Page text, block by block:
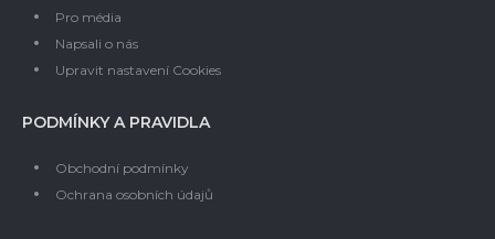
Pro média
Napsali o nás
Upravit nastavení Cookies
PODMÍNKY A PRAVIDLA
Obchodní podmínky
Ochrana osobních údajů